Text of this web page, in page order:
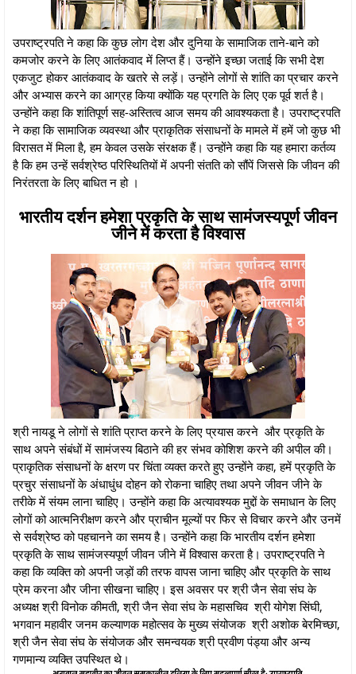
उपराष्ट्रपति ने कहा कि कुछ लोग देश और दुनिया के सामाजिक ताने-बाने को
कमजोर करने के लिए आतंकवाद में लिप्त हैं। उन्होंने इच्छा जताई कि सभी देश
एकजुट होकर आतंकवाद के खतरे से लड़ें। उन्होंने लोगों से शांति का प्रचार करने
और अभ्यास करने का आग्रह किया क्योंकि यह प्रगति के लिए एक पूर्व शर्त है।
उन्होंने कहा कि शांतिपूर्ण सह-अस्तित्व आज समय की आवश्यकता है। उपराष्ट्रपति
ने कहा कि सामाजिक व्यवस्था और प्राकृतिक संसाधनों के मामले में हमें जो कुछ भी
विरासत में मिला है, हम केवल उसके संरक्षक हैं। उन्होंने कहा कि यह हमारा कर्तव्य
है कि हम उन्हें सर्वश्रेष्ठ परिस्थितियों में अपनी संतति को सौंपें जिससे कि जीवन की
निरंतरता के लिए बाधित न हो ।
भारतीय दर्शन हमेशा प्रकृति के साथ सामंजस्यपूर्ण जीवन
जीने में करता है विश्वास
श्री नायडू ने लोगों से शांति प्राप्त करने के लिए प्रयास करने और प्रकृति के
साथ अपने संबंधों में सामंजस्य बिठाने की हर संभव कोशिश करने की अपील की।
प्राकृतिक संसाधनों के क्षरण पर चिंता व्यक्त करते हुए उन्होंने कहा, हमें प्रकृति के
प्रचुर संसाधनों के अंधाधुंध दोहन को रोकना चाहिए तथा अपने जीवन जीने के
तरीके में संयम लाना चाहिए। उन्होंने कहा कि अत्यावश्यक मुद्दों के समाधान के लिए
लोगों को आत्मनिरीक्षण करने और प्राचीन मूल्यों पर फिर से विचार करने और उनमें
से सर्वश्रेष्ठ को पहचानने का समय है। उन्होंने कहा कि भारतीय दर्शन हमेशा
प्रकृति के साथ सामंजस्यपूर्ण जीवन जीने में विश्वास करता है। उपराष्ट्रपति ने
कहा कि व्यक्ति को अपनी जड़ों की तरफ वापस जाना चाहिए और प्रकृति के साथ
प्रेम करना और जीना सीखना चाहिए। इस अवसर पर श्री जैन सेवा संघ के
अध्यक्ष श्री विनोक कीमती, श्री जैन सेवा संघ के महासचिव श्री योगेश सिंघी,
भगवान महावीर जनम कल्याणक महोत्सव के मुख्य संयोजक श्री अशोक बेरमिच्छा,
श्री जैन सेवा संघ के संयोजक और समन्वयक श्री प्रवीण पंड्या और अन्य
गणमान्य व्यक्ति उपस्थित थे।